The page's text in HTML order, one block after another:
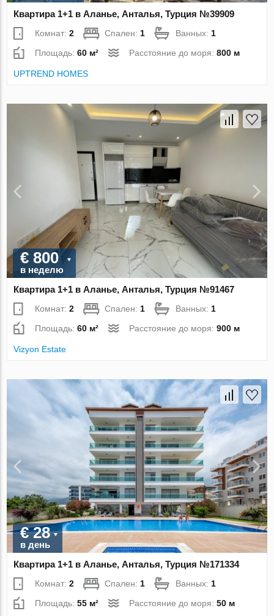
Квартира 1+1 в Аланье, Анталья, Турция №39909
Комнат:2 Спален: 1 Ванных: 1
Площадь:60 м² Расстояние до моря:800 м
UPTREND HOMES
€ 800
в неделю
Квартира 1+1 в Аланье, Анталья, Турция №91467
Комнат:2 Спален: 1 Ванных: 1
Площадь:60 м² Расстояние до моря:900 м
Vizyon Estate
€ 28
в день
Квартира 1+1 в Аланье, Анталья, Турция №171334
Комнат:2 Спален:1 Ванных:1
Площадь:55 м² Расстояние до моря:50 м